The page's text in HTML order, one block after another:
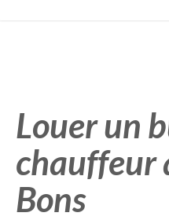
Louer un
chauffeur
Bons